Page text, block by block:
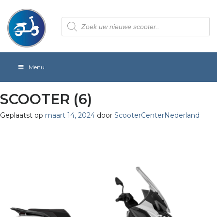
Producten
zoeken
Menu
SCOOTER (6)
Geplaatst op maart 14, 2024 door ScooterCenterNederland